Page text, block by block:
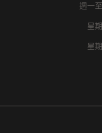
週一
星
星